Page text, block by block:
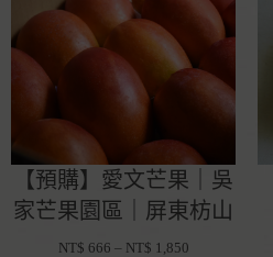
【預購】愛文芒果｜吳
家芒果園區｜屏東枋山
NT$ 666 – NT$ 1,850